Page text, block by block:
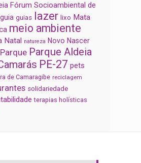
Fórum Socioambiental de
guia guias lazer lixo Mata
meio ambiente
Natal natureza Novo Nascer
Parque Parque Aldeia
PE-27 pets
de Camaragibe reciclagem
solidariedade
terapias holísticas